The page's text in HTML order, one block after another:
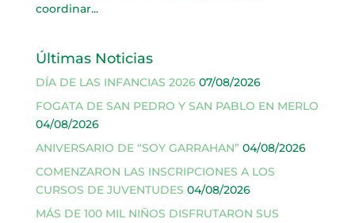
coordinar...
Últimas Noticias
DÍA DE LAS INFANCIAS 2026 07/08/2026
FOGATA DE SAN PEDRO Y SAN PABLO EN MERLO
04/08/2026
ANIVERSARIO DE “SOY GARRAHAN” 04/08/2026
COMENZARON LAS INSCRIPCIONES A LOS
CURSOS DE JUVENTUDES 04/08/2026
MÁS DE 100 MIL NIÑOS DISFRUTARON SUS